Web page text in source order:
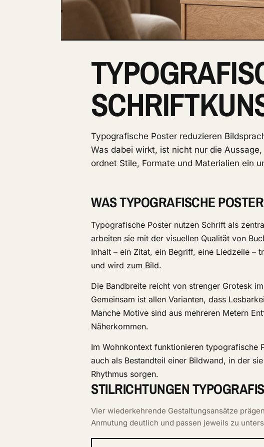
Typografische Poster reduzieren
Was dabei wirkt, ist nicht nur die
ordnet Stile, Formate und Materialien ein
WAS TYPOGRAFISCHE
Typografische Poster nutzen Schrift als
arbeiten sie mit der visuellen Qualität von
Inhalt – ein Zitat, ein Begriff, eine Liedzeile –
und wird zum Bild.
Die Bandbreite reicht von strenger Grotesk
Gemeinsam ist allen Varianten, dass
Manche Motive sind aus mehreren Metern
Näherkommen.
Im Wohnkontext funktionieren typografische
auch als Bestandteil einer Bildwand, in der
Rhythmus sorgen.
STILRICHTUNGEN
Vier wiederkehrende Gestaltungsansätze
Anmutung deutlich und passen jeweils zu